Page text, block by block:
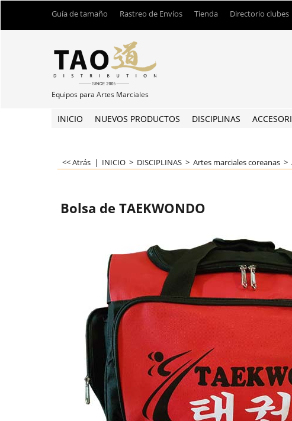
Guía de tamaño Rastreo de Envíos Tienda Directorio clubes
Equipos para Artes Marciales
INICIO NUEVOS PRODUCTOS DISCIPLINAS
<< Atrás | INICIO > DISCIPLINAS > Artes marciales coreanas >
Bolsa de TAEKWONDO